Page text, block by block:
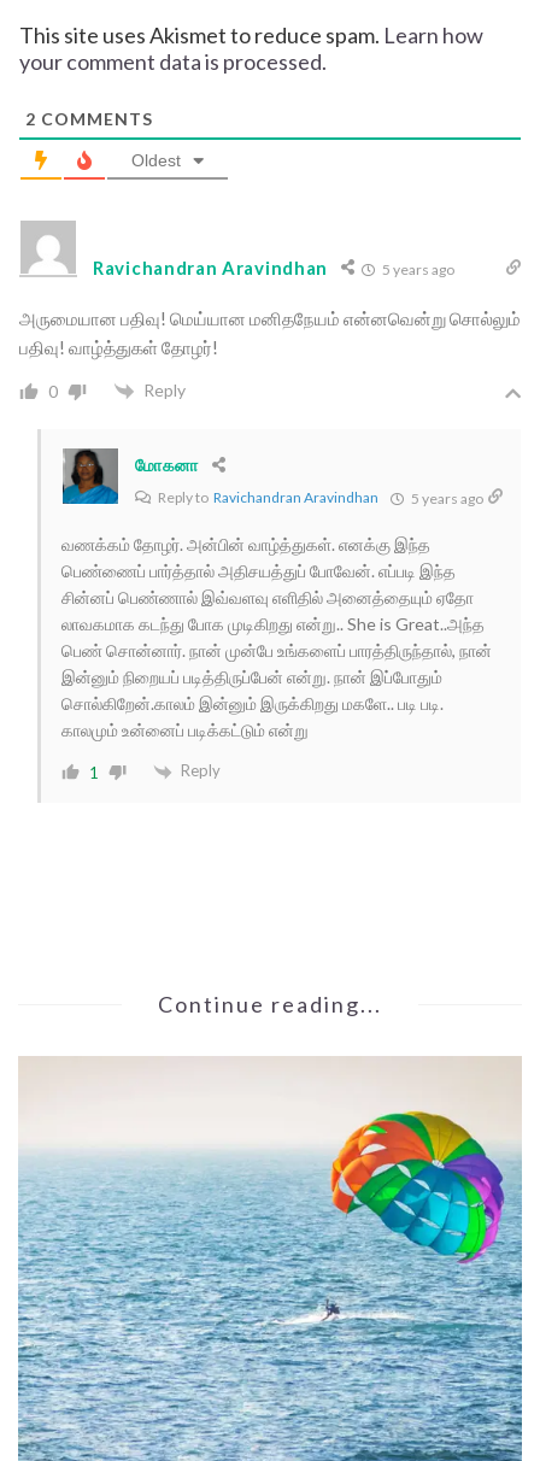
This site uses Akismet to reduce spam. Learn how
your comment data is processed.
2 COMMENTS
Oldest
Ravichandran Aravindhan 5 years ago
அருமையான பதிவு! மெய்யான மனிதநேயம் என்னவென்று சொல்லும்
பதிவு! வாழ்த்துகள் தோழர்!
0 Reply
மோகனா
Reply to Ravichandran Aravindhan 5 years ago
வணக்கம் தோழர். அன்பின் வாழ்த்துகள். எனக்கு இந்த
பெண்ணைப் பார்த்தால் அதிசயத்துப் போவேன். எப்படி இந்த
சின்னப் பெண்ணால் இவ்வளவு எளிதில் அனைத்தையும் ஏதோ
லாவகமாக கடந்து போக முடிகிறது என்று.. She is Great..அந்த
பெண் சொன்னார். நான் முன்பே உங்களைப் பாரத்திருந்தால், நான்
இன்னும் நிறையப் படித்திருப்பேன் என்று. நான் இப்போதும்
சொல்கிறேன்.காலம் இன்னும் இருக்கிறது மகளே.. படி படி.
காலமும் உன்னைப் படிக்கட்டும் என்று
1 Reply
Continue reading...